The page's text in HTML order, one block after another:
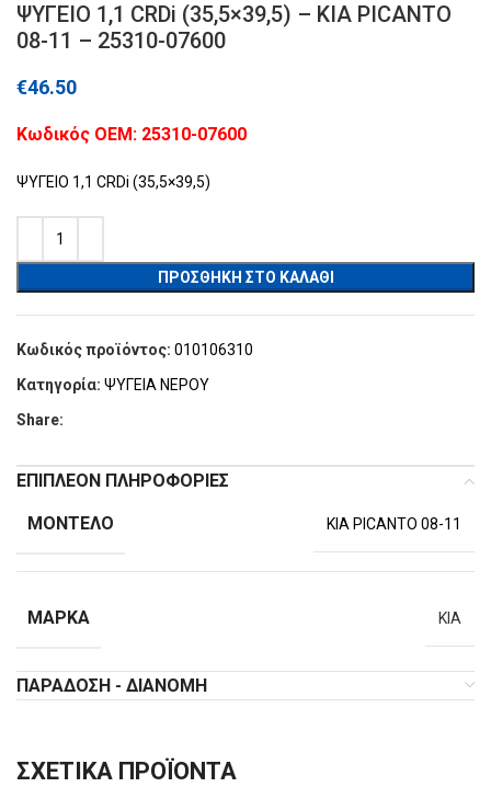
ΨΥΓΕΙΟ 1,1 CRDi (35,5×39,5) – KIA PICANTO
08-11 – 25310-07600
€46.50
Kωδικός ΟΕΜ: 25310-07600
ΨΥΓΕΙΟ 1,1 CRDi (35,5×39,5)
ΠΡΟΣΘΉΚΗ ΣΤΟ ΚΑΛΆΘΙ
Κωδικός προϊόντος: 010106310
Κατηγορία: ΨΥΓΕΙΑ ΝΕΡΟΥ
Share:
ΕΠΙΠΛΈΟΝ ΠΛΗΡΟΦΟΡΊΕΣ
ΜΟΝΤΈΛΟ KIA PICANTO 08-11
ΜΆΡΚΑ KIA
ΠΑΡΆΔΟΣΗ - ΔΙΑΝΟΜΉ
ΣΧΕΤΙΚΆ ΠΡΟΪΌΝΤΑ